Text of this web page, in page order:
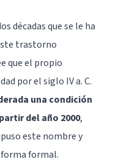
décadas que se le ha
trastorno
que el propio
por el siglo IV a. C.
una condición
del año 2000,
este nombre y
formal.